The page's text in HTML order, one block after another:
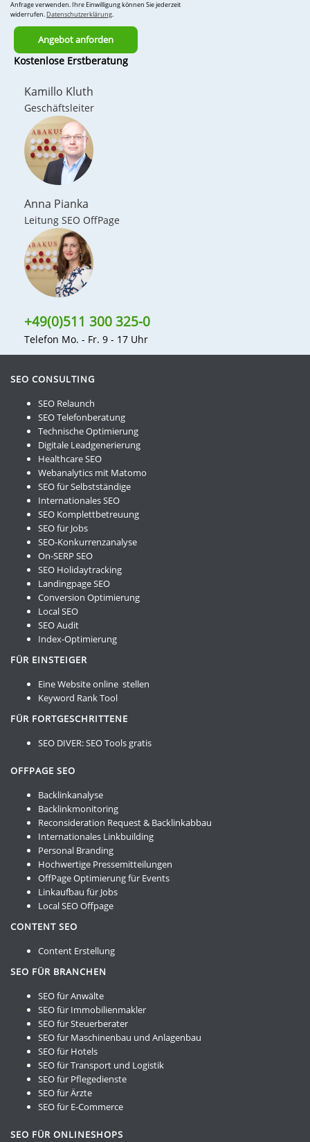
Anfrage verwenden. Ihre Einwilligung können Sie jederzeit
widerrufen. Datenschutzerklärung.
Kostenlose Erstberatung
Kamillo Kluth
Geschäftsleiter
Anna Pianka
Leitung SEO OffPage
+49(0)511 300 325-0
Telefon Mo. - Fr. 9 - 17 Uhr
SEO CONSULTING
SEO Relaunch
SEO Telefonberatung
Technische Optimierung
Digitale Leadgenerierung
Healthcare SEO
Webanalytics mit Matomo
SEO für Selbstständige
Internationales SEO
SEO Komplettbetreuung
SEO für Jobs
SEO-Konkurrenzanalyse
On-SERP SEO
SEO Holidaytracking
Landingpage SEO
Conversion Optimierung
Local SEO
SEO Audit
Index-Optimierung
FÜR EINSTEIGER
Eine Website online stellen
Keyword Rank Tool
FÜR FORTGESCHRITTENE
SEO DIVER:SEO Tools gratis
OFFPAGE SEO
Backlinkanalyse
Backlinkmonitoring
Reconsideration Request & Backlinkabbau
Internationales Linkbuilding
Personal Branding
Hochwertige Pressemitteilungen
OffPage Optimierung für Events
Linkaufbau für Jobs
Local SEO Offpage
CONTENT SEO
Content Erstellung
SEO FÜR BRANCHEN
SEO für Anwälte
SEO für Immobilienmakler
SEO für Steuerberater
SEO für Maschinenbau und Anlagenbau
SEO für Hotels
SEO für Transport und Logistik
SEO für Pflegedienste
SEO für Ärzte
SEO für E-Commerce
SEO FÜR ONLINESHOPS